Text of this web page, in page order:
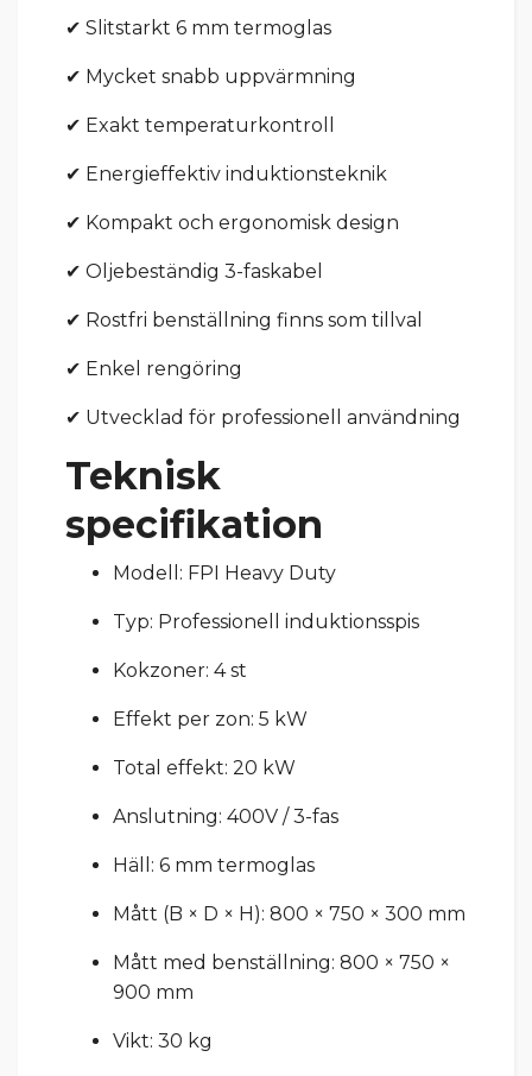
✔ Slitstarkt 6 mm termoglas
✔ Mycket snabb uppvärmning
✔ Exakt temperaturkontroll
✔ Energieffektiv induktionsteknik
✔ Kompakt och ergonomisk design
✔ Oljebeständig 3-faskabel
✔ Rostfri benställning finns som tillval
✔ Enkel rengöring
✔ Utvecklad för professionell användning
Teknisk
specifikation
Modell: FPI Heavy Duty
Typ: Professionell induktionsspis
Kokzoner: 4 st
Effekt per zon: 5 kW
Total effekt: 20 kW
Anslutning: 400V / 3-fas
Häll: 6 mm termoglas
Mått (B × D × H): 800 × 750 × 300 mm
Mått med benställning: 800 × 750 ×
900 mm
Vikt: 30 kg